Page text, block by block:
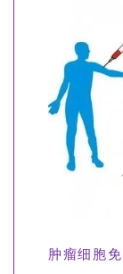
肿瘤细胞